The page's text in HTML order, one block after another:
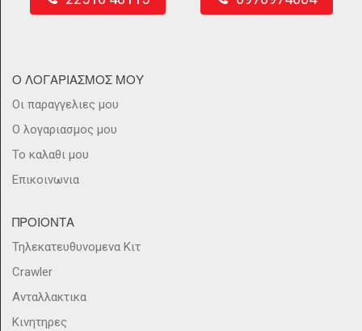
Ο ΛΟΓΑΡΙΑΣΜΟΣ ΜΟΥ
Οι παραγγελιες μου
Ο λογαριασμος μου
Το καλαθι μου
Επικοινωνια
ΠΡΟΙΟΝΤΑ
Τηλεκατευθυνομενα Κιτ
Crawler
Ανταλλακτικα
Κινητηρες